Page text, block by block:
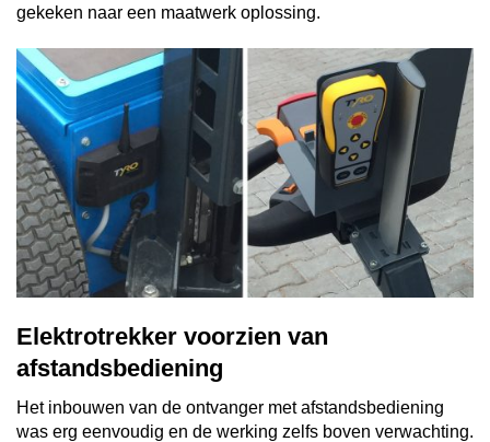
gekeken naar een maatwerk oplossing.
Elektrotrekker voorzien van
afstandsbediening
Het inbouwen van de ontvanger met afstandsbediening
was erg eenvoudig en de werking zelfs boven verwachting.